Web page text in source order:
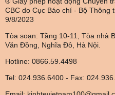
CBC do Cục Báo chí - Bộ Thông
9/8/2023
Tòa soạn: Tầng 10-11, Tòa nhà
Văn Đồng, Nghĩa Đô, Hà Nội.
Hotline: 0866.59.4498
Tel: 024.936.6400 - Fax: